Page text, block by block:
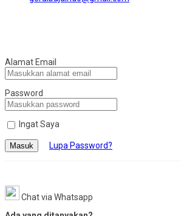
Alamat Email
Password
Ingat Saya
Masuk Lupa Password?
Chat via Whatsapp